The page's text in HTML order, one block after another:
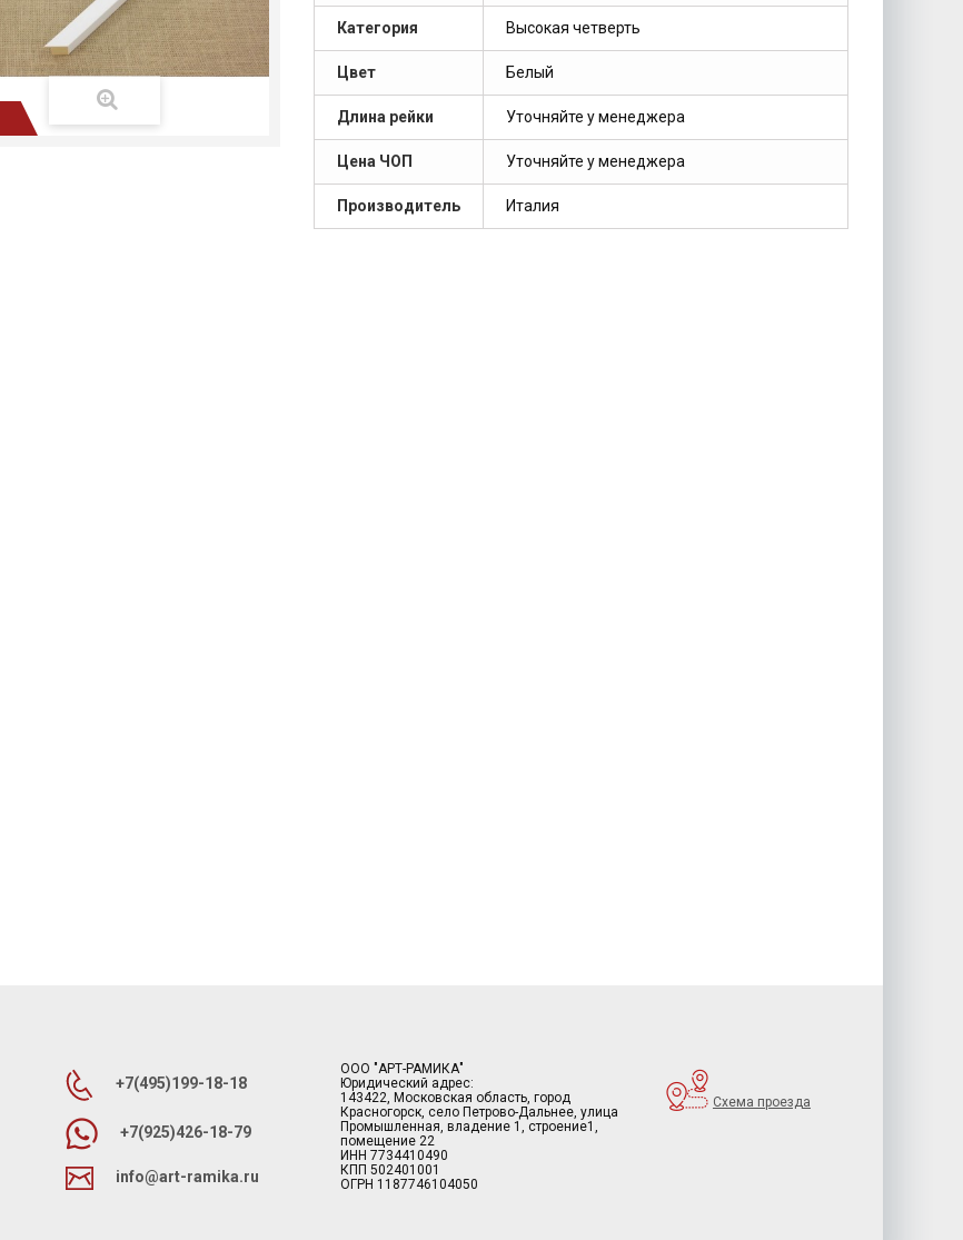
Категория Высокая четверть
Цвет Белый
Длина рейки Уточняйте у менеджера
Цена ЧОП Уточняйте у менеджера
Производитель Италия
+7(495)199-18-18
+7(925)426-18-79
info@art-ramika.ru
ООО "АРТ-РАМИКА"
Юридический адрес:
143422, Московская область, город
Красногорск, село Петрово-Дальнее, улица
Промышленная, владение 1, строение1,
помещение 22
ИНН 7734410490
КПП 502401001
ОГРН 1187746104050
Схема проезда